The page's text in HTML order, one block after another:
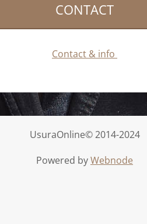
CONTACT
Contact & info
UsuraOnline© 2014-2024
Powered byWebnode